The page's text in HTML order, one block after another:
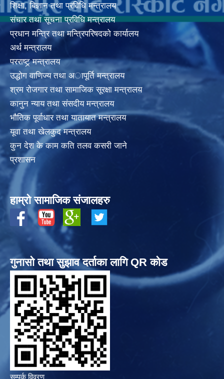
शिक्षा, बिज्ञान तथा प्रविधि मन्त्रालय
संचार तथा सूचना प्रविधि मन्त्रालय
प्रधान मन्त्रि तथा मन्त्रिपरिषदको कार्यालय
अर्थ मन्त्रालय
परराष्ट्र् मन्त्रालय
उद्धोग वाणिज्य तथा अापूर्ति मन्त्रालय
श्रम रोजगार तथा सामाजिक सूरक्षा मन्त्रालय
कानुन न्याय तथा संसदीय मन्त्रालय
भाैतिक पूर्वाधार तथा यातायात मन्त्रालय
यूवा तथा खेलकुद मन्त्रालय
कुन देश के काम कति तलव कसरी जाने
प्रशासन
हाम्रो सामाजिक संजालहरु
गुनासो तथा सुझाव दर्ताका लागि QR कोड
सम्पर्क विवरण